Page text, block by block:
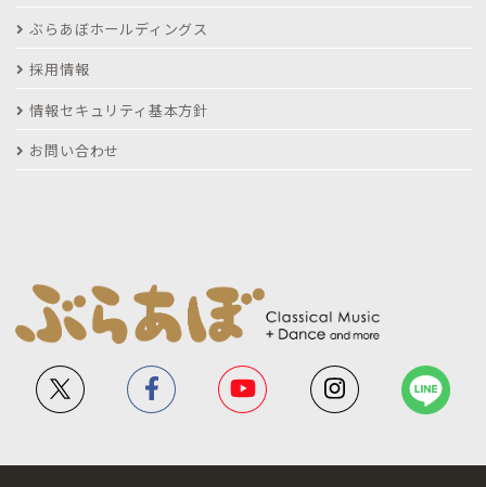
ぶらあぼホールディングス
採用情報
情報セキュリティ基本方針
お問い合わせ